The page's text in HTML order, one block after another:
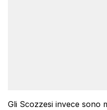
Gli Scozzesi invece sono